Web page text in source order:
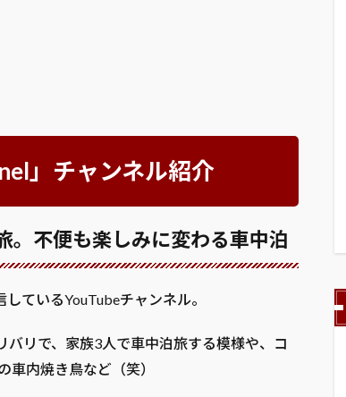
」チャンネル紹介
。不便も楽しみに変わる車中泊
ているYouTubeチャンネル。
リで、家族3人で車中泊旅する模様や、コ
内焼き鳥など（笑）